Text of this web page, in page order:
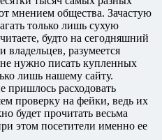
мнением общества. Зачастую
только лишь сухую
будто на сегодняшний
разумеется
нужно писать купленных
лишь нашему сайту.
пришлось расходовать
проверку на фейки, ведь их
будет прочитать весьма
этом посетители именно ее